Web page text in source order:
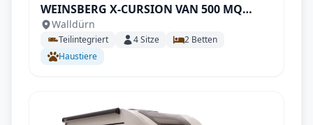
WEINSBERG X-CURSION VAN 500 MQ
EDITION [PEPPER]
Walldürn
Teilintegriert 4Sitze 2 Betten
Haustiere